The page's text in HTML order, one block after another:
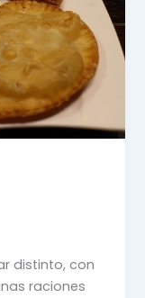
distinto, con
raciones